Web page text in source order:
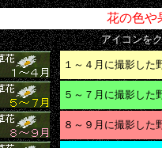
花の色や
アイコンを
１～４月に撮影した
５～７月に撮影した
８～９月に撮影した